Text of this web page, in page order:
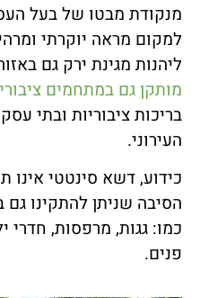
מנקודת מבטו של בעל
למקום מראה יוקרתי
ליהנות מגינת ירק גם
מותקן גם במתחמים
בריכות ציבוריות ובתי
העירוני.
כידוע, דשא סינטטי אינו
הסיבה שניתן להתקינו גם
כמו: גגות, מרפסות, חדרי
פנים.